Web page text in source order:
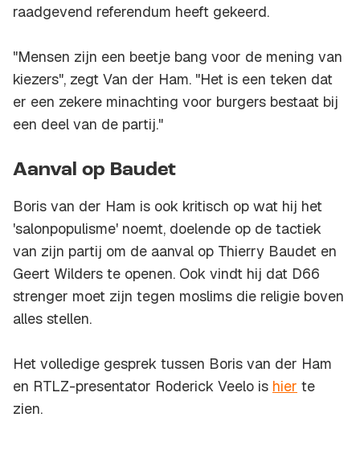
raadgevend referendum heeft gekeerd.
"Mensen zijn een beetje bang voor de mening van
kiezers", zegt Van der Ham. "Het is een teken dat
er een zekere minachting voor burgers bestaat bij
een deel van de partij."
Aanval op Baudet
Boris van der Ham is ook kritisch op wat hij het
'salonpopulisme' noemt, doelende op de tactiek
van zijn partij om de aanval op Thierry Baudet en
Geert Wilders te openen. Ook vindt hij dat D66
strenger moet zijn tegen moslims die religie boven
alles stellen.
Het volledige gesprek tussen Boris van der Ham
en RTLZ-presentator Roderick Veelo is hier te
zien.